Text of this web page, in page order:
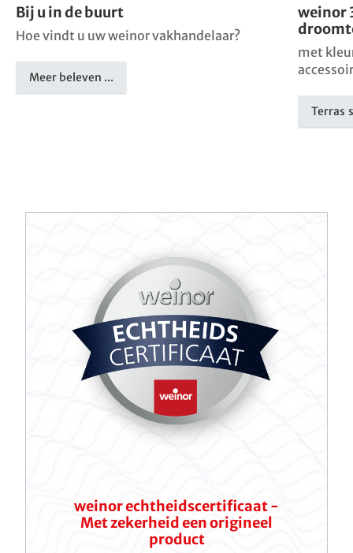
Bij u in de buurt
Hoe vindt u uw weinor vakhandelaar?
Meer beleven ...
weinor
met
Terras
weinor echtheidscertificaat -
Met zekerheid een origineel
product